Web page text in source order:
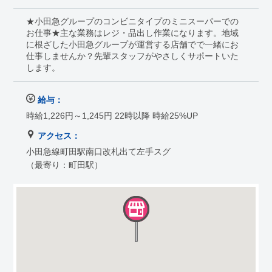
★小田急グループのコンビニタイプのミニスーパーでの
お仕事★主な業務はレジ・品出し作業になります。地域
に根ざした小田急グループが運営する店舗でで一緒にお
仕事しませんか？先輩スタッフがやさしくサポートいた
します。
給与：
時給1,226円～1,245円 22時以降 時給25%UP
アクセス：
小田急線町田駅南口改札出て左手スグ
（最寄り：町田駅）